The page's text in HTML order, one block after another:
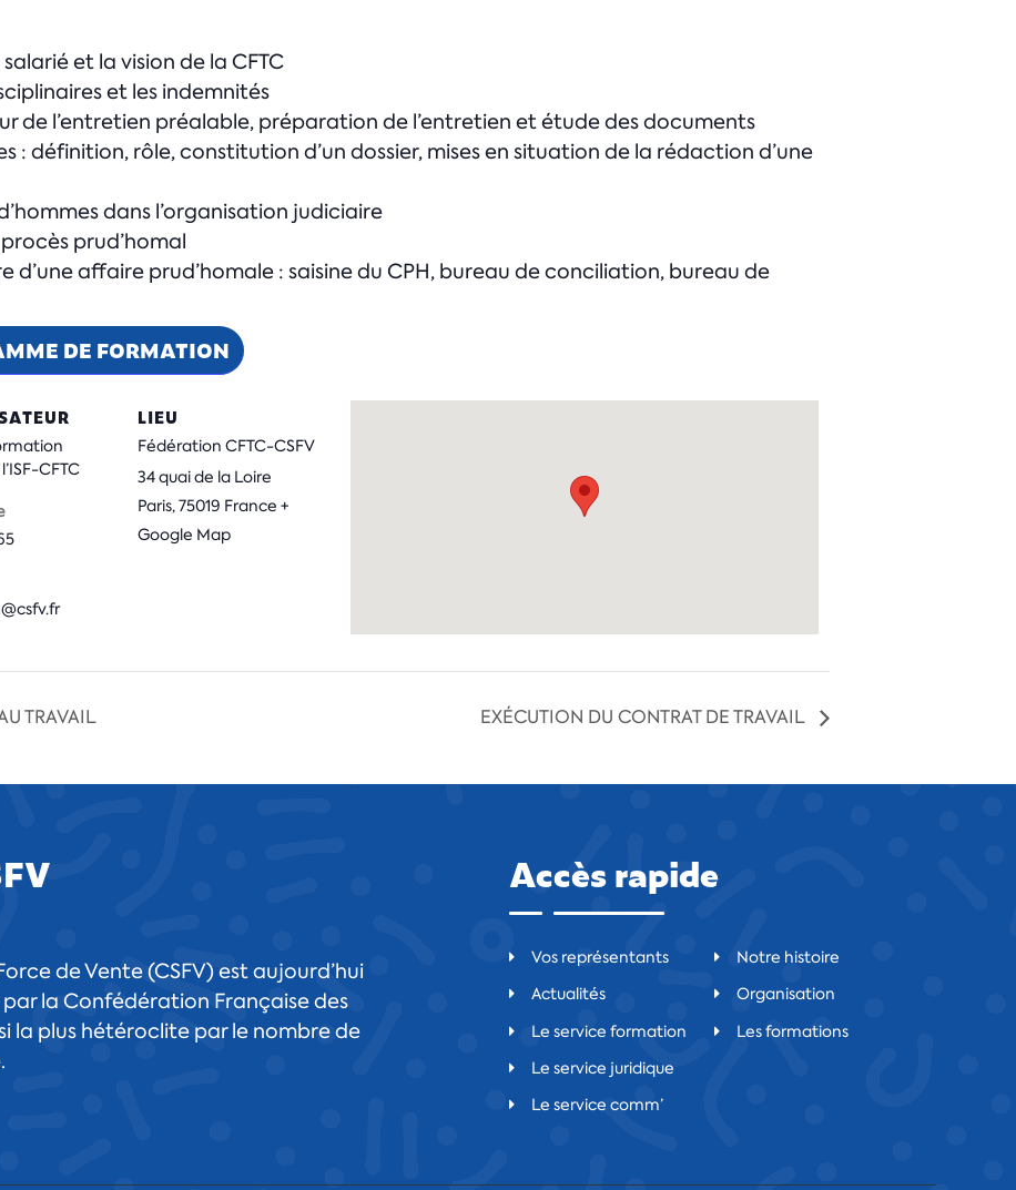
et la vision de la CFTC
et les indemnités
de l’entretien préalable, préparation de l’entretien et étude des documents
: définition, rôle, constitution d’un dossier, mises en situation de la rédaction d’une
dans l’organisation judiciaire
prud’homal
d’une affaire prud’homale : saisine du CPH, bureau de conciliation, bureau de
DE FORMATION
CFTC
LIEU
Fédération CFTC-CSFV
34 quai de la Loire
Paris,75019 France +
Google Map
TRAVAIL EXÉCUTION DU CONTRAT DE TRAVAIL
de Vente (CSFV) est aujourd’hui
la Confédération Française des
la plus hétéroclite par le nombre de
Accès rapide
Vos représentants
Actualités
Le service formation
Le service juridique
Le service comm’
Notre histoire
Organisation
Les formations